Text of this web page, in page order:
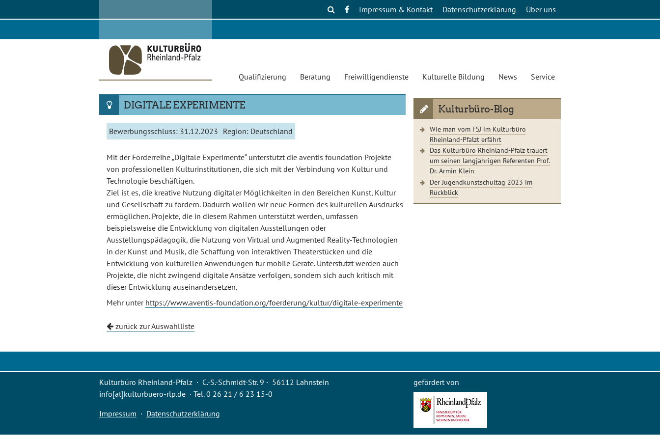
content
Über uns
Datenschutzerklärung
Impressum & Kontakt
Qualifizierung Beratung Freiwilligendienste Kulturelle Bildung News Service
DIGITALE EXPERIMENTE
Bewerbungsschluss: 31.12.2023 Region: Deutschland
Mit der Förderreihe „Digitale Experimente“ unterstützt die aventis foundation Projekte
von professionellen Kulturinstitutionen, die sich mit der Verbindung von Kultur und
Technologie beschäftigen.
Ziel ist es, die kreative Nutzung digitaler Möglichkeiten in den Bereichen Kunst, Kultur
und Gesellschaft zu fördern. Dadurch wollen wir neue Formen des kulturellen Ausdrucks
ermöglichen. Projekte, die in diesem Rahmen unterstützt werden, umfassen
beispielsweise die Entwicklung von digitalen Ausstellungen oder
Ausstellungspädagogik, die Nutzung von Virtual und Augmented Reality-Technologien
in der Kunst und Musik, die Schaffung von interaktiven Theaterstücken und die
Entwicklung von kulturellen Anwendungen für mobile Geräte. Unterstützt werden auch
Projekte, die nicht zwingend digitale Ansätze verfolgen, sondern sich auch kritisch mit
dieser Entwicklung auseinandersetzen.
Mehr unter https://www.aventis-foundation.org/foerderung/kultur/digitale-experimente
zurück zur Auswahlliste
Kulturbüro-Blog
Wie man vom FSJ im Kulturbüro
Rheinland-Pfalzt erfährt
Das Kulturbüro Rheinland-Pfalz trauert
um seinen langjährigen Referenten Prof.
Dr. Armin Klein
Der Jugendkunstschultag 2023 im
Rückblick
Kulturbüro Rheinland-Pfalz · C.-S.-Schmidt-Str. 9 · 56112 Lahnstein
info[at]kulturbuero-rlp.de · Tel. 0 26 21 / 6 23 15-0
Impressum · Datenschutzerklärung
gefördert von